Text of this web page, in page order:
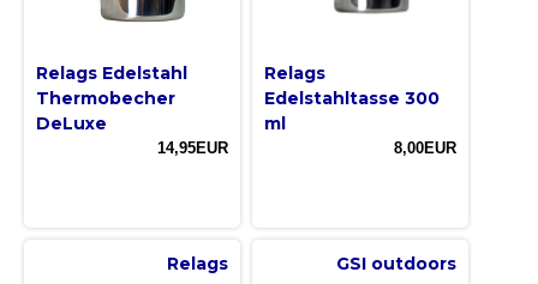
Relags Edelstahl
Thermobecher
DeLuxe
14,95EUR
Relags
Edelstahltasse 300
ml
8,00EUR
Relags GSI outdoors